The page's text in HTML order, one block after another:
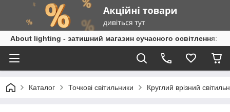
About lighting - затишний магазин сучасного освітлення:
Каталог Точкові світильники Круглий врізний